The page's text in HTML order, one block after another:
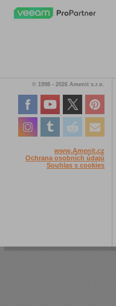
© 1998 - 2026 Amenit s.r.o.
www.Amenit.cz
Ochrana osobních údajů
Souhlas s cookies